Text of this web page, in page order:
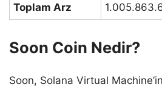
Toplam Arz
Soon Coin Nedir?
Soon, Solana Virtual